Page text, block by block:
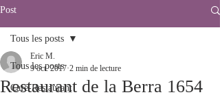
Post
Tous les posts
Café-Restaurant
Tous les posts
Restaurant de la Berra 1654
Eric M.
9 oct. 2017 2 min de lecture